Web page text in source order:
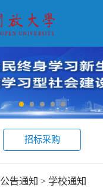
招标采购
公告通知 > 学校通知